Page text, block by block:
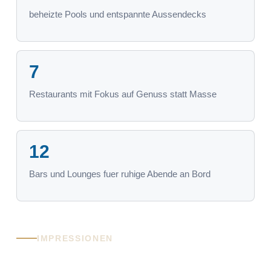
beheizte Pools und entspannte Aussendecks
7
Restaurants mit Fokus auf Genuss statt Masse
12
Bars und Lounges fuer ruhige Abende an Bord
IMPRESSIONEN